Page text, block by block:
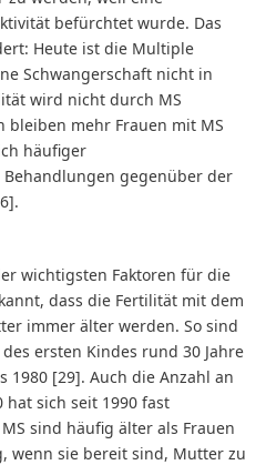
befürchtet wurde. Das
Heute ist die Multiple
Schwangerschaft nicht in
wird nicht durch MS
bleiben mehr Frauen mit MS
häufiger
gegenüber der
wichtigsten Faktoren für die
dass die Fertilität mit dem
immer älter werden. So sind
ersten Kindes rund 30 Jahre
1980 [29]. Auch die Anzahl an
hat sich seit 1990 fast
sind häufig älter als Frauen
wenn sie bereit sind, Mutter zu